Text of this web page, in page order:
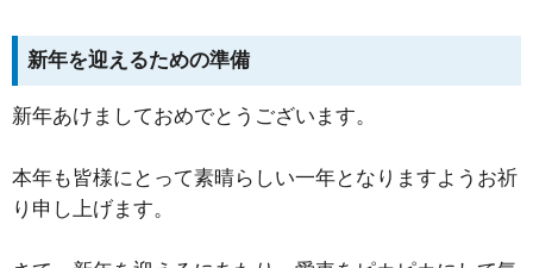
新年を迎えるための準備
新年あけましておめでとうございます。
本年も皆様にとって素晴らしい一年となりますようお祈
り申し上げます。